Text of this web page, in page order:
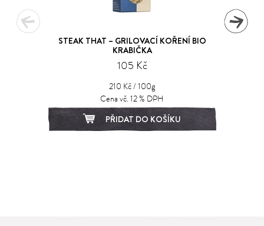
STEAK THAT – GRILOVACÍ KOŘENÍ BIO
KRABIČKA
105 Kč
210 Kč / 100g
Cena vč. 12 % DPH
PŘIDAT DO KOŠÍKU